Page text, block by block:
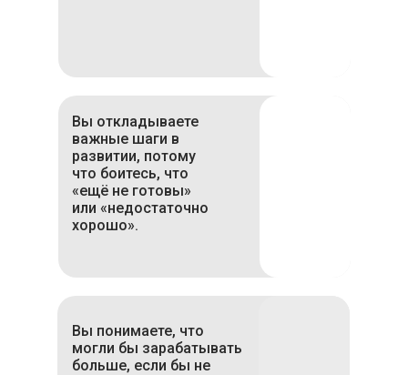
Вы откладываете
важные шаги в
развитии, потому
что боитесь, что
«ещё не готовы»
или «недостаточно
хорошо».
Вы понимаете, что
могли бы зарабатывать
больше, если бы не